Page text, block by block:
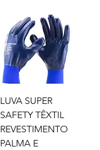
LUVA SUPER
SAFETY TÊXTIL
REVESTIMENTO
PALMA E